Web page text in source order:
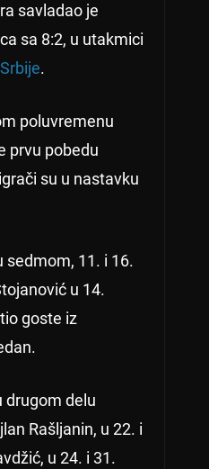
savladao je
sa 8:2, u utakmici
.
poluvremenu
prvu pobedu
su u nastavku
sedmom, 11. i 16.
u 14.
goste iz
drugom delu
Rašljanin, u 22. i
u 24. i 31.